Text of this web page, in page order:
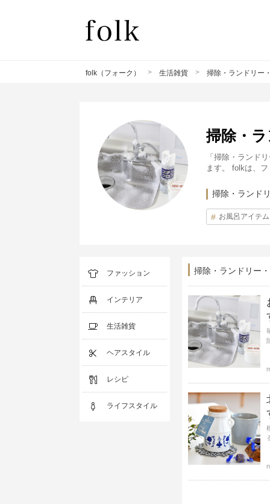
folk（フォーク） > 生活雑貨 > 掃除・ランドリー
掃除・
「掃除・ランド
ます。 folkは、
掃除・ランド
お風呂アイテム
ファッション
インテリア
生活雑貨
ヘアスタイル
レシピ
ライフスタイル
掃除・ランドリー